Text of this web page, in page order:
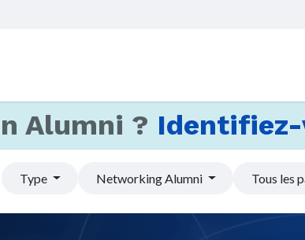
Alumni ?
Type Networking Alumni Tous les